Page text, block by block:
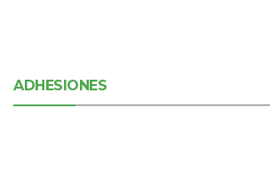
ADHESIONES